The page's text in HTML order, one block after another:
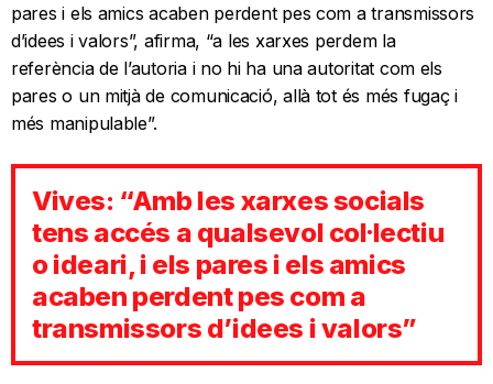
pares i els amics acaben perdent pes com a transmissors
d’idees i valors”, afirma, “a les xarxes perdem la
referència de l’autoria i no hi ha una autoritat com els
pares o un mitjà de comunicació, allà tot és més fugaç i
més manipulable”.
Vives: “Amb les xarxes socials
tens accés a qualsevol col·lectiu
o ideari, i els pares i els amics
acaben perdent pes com a
transmissors d’idees i valors”